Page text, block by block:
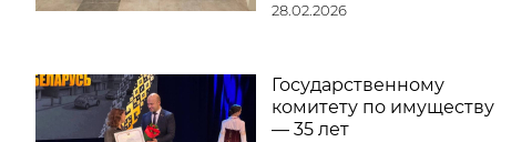
28.02.2026
Государственному
комитету по имуществу
— 35 лет